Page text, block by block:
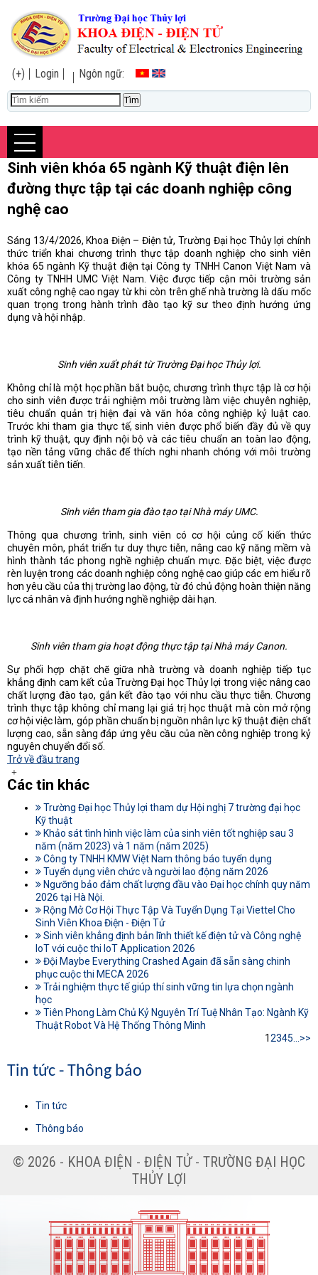
(+) Login Ngôn ngữ:
Sinh viên khóa 65 ngành Kỹ thuật điện lên
đường thực tập tại các doanh nghiệp công
nghệ cao
Sáng 13/4/2026, Khoa Điện – Điện tử, Trường Đại học Thủy lợi chính
thức triển khai chương trình thực tập doanh nghiệp cho sinh viên
khóa 65 ngành Kỹ thuật điện tại Công ty TNHH Canon Việt Nam và
Công ty TNHH UMC Việt Nam. Việc được tiếp cận môi trường sản
xuất công nghệ cao ngay từ khi còn trên ghế nhà trường là dấu mốc
quan trọng trong hành trình đào tạo kỹ sư theo định hướng ứng
dụng và hội nhập.
Sinh viên xuất phát từ Trường Đại học Thủy lợi.
Không chỉ là một học phần bắt buộc, chương trình thực tập là cơ hội
cho sinh viên được trải nghiệm môi trường làm việc chuyên nghiệp,
tiêu chuẩn quản trị hiện đại và văn hóa công nghiệp kỷ luật cao.
Trước khi tham gia thực tế, sinh viên được phổ biến đầy đủ về quy
trình kỹ thuật, quy định nội bộ và các tiêu chuẩn an toàn lao động,
tạo nền tảng vững chắc để thích nghi nhanh chóng với môi trường
sản xuất tiên tiến.
Sinh viên tham gia đào tạo tại Nhà máy UMC.
Thông qua chương trình, sinh viên có cơ hội củng cố kiến thức
chuyên môn, phát triển tư duy thực tiễn, nâng cao kỹ năng mềm và
hình thành tác phong nghề nghiệp chuẩn mực. Đặc biệt, việc được
rèn luyện trong các doanh nghiệp công nghệ cao giúp các em hiểu rõ
hơn yêu cầu của thị trường lao động, từ đó chủ động hoàn thiện năng
lực cá nhân và định hướng nghề nghiệp dài hạn.
Sinh viên tham gia hoạt động thực tập tại Nhà máy Canon.
Sự phối hợp chặt chẽ giữa nhà trường và doanh nghiệp tiếp tục
khẳng định cam kết của Trường Đại học Thủy lợi trong việc nâng cao
chất lượng đào tạo, gắn kết đào tạo với nhu cầu thực tiễn. Chương
trình thực tập không chỉ mang lại giá trị học thuật mà còn mở rộng
cơ hội việc làm, góp phần chuẩn bị nguồn nhân lực kỹ thuật điện chất
lượng cao, sẵn sàng đáp ứng yêu cầu của nền công nghiệp trong kỷ
nguyên chuyển đổi số.
Trở về đầu trang
Các tin khác
Trường Đại học Thủy lợi tham dự Hội nghị 7 trường đại học
Kỹ thuật
Khảo sát tình hình việc làm của sinh viên tốt nghiệp sau 3
năm (năm 2023) và 1 năm (năm 2025)
Công ty TNHH KMW Việt Nam thông báo tuyển dụng
Tuyển dụng viên chức và người lao động năm 2026
Ngưỡng bảo đảm chất lượng đầu vào Đại học chính quy năm
2026 tại Hà Nội.
Rộng Mở Cơ Hội Thực Tập Và Tuyển Dụng Tại Viettel Cho
Sinh Viên Khoa Điện - Điện Tử
Sinh viên khẳng định bản lĩnh thiết kế điện tử và Công nghệ
IoT với cuộc thi IoT Application 2026
Đội Maybe Everything Crashed Again đã sẵn sàng chinh
phục cuộc thi MECA 2026
Trải nghiệm thực tế giúp thí sinh vững tin lựa chọn ngành
học
Tiên Phong Làm Chủ Kỷ Nguyên Trí Tuệ Nhân Tạo: Ngành Kỹ
Thuật Robot Và Hệ Thống Thông Minh
12345...>>
Tin tức - Thông báo
Tin tức
Thông báo
© 2026 - KHOA ĐIỆN - ĐIỆN TỬ - TRƯỜNG ĐẠI HỌC
THỦY LỢI